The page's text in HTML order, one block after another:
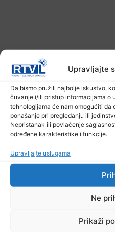
Upravljajte
Da bismo pružili najbolje iskustvo,
čuvanje i/ili pristup informacijama o
tehnologijama će nam omogućiti da
ponašanje pri pregledanju ili
Nepristanak ili povlačenje
određene karakteristike i funkcije.
Upravljajte uslugama
Ne
Prikaži
Ekstremne ljetne
pogađaju i životinje
6. Augusta 2026.